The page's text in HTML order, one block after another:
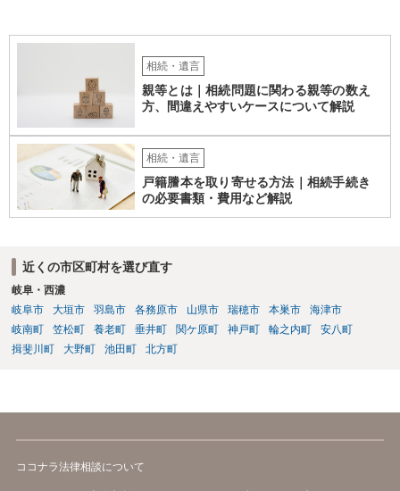
相続・遺言
親等とは｜相続問題に関わる親等の数え
方、間違えやすいケースについて解説
相続・遺言
戸籍謄本を取り寄せる方法｜相続手続き
の必要書類・費用など解説
近くの市区町村を選び直す
岐阜・西濃
岐阜市
大垣市 羽島市 各務原市 山県市 瑞穂市 本巣市
海津市
岐南町
笠松町 養老町 垂井町 関ケ原町 神戸町 輪之内町
安八町
揖斐川町
大野町 池田町 北方町
ココナラ法律相談について